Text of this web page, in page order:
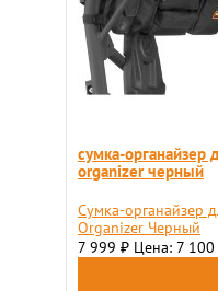
сумка-органайзер
organizer черный
Сумка-органайзер
Organizer Черный
7 999 ₽ Цена: 7 100